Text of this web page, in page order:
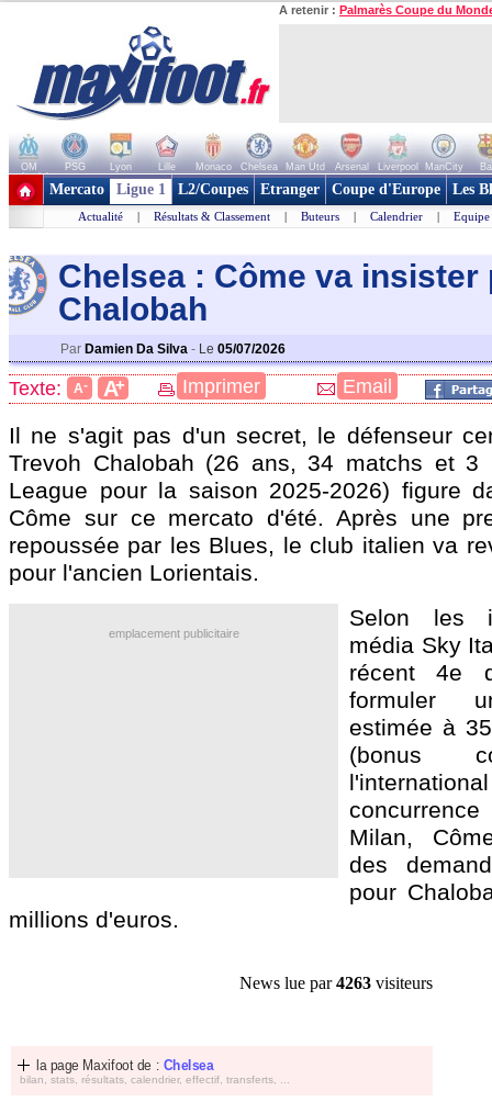
A retenir : Palmarès Coupe du
OM PSG Lyon Lille Monaco Chelsea Man Utd Arsenal Liverpool ManCity
+ de clubs
Mercato Ligue 1 L2/Coupes Etranger Coupe d'Europe Les
Actualité | Résultats & Classement | Buteurs | Calendrier | Equipe
Chelsea : Côme va insister
Chalobah
Par Damien Da Silva - Le 05/07/2026
Texte: A- A+ Imprimer Email
Il ne s'agit pas d'un secret, le défenseur
Trevoh Chalobah (26 ans, 34 matchs et 3
League pour la saison 2025-2026) figure
Côme sur ce mercato d'été. Après une
repoussée par les Blues, le club italien va
pour l'ancien Lorientais.
emplacement publicitaire
Selon les
média Sky
récent 4e
formuler
estimée à
(bonus
Milan,
des
pour
millions d'euros.
News lue par4263 visiteurs
la page Maxifoot de : Chelsea
bilan, stats, résultats, calendrier, effectif, transferts, ...